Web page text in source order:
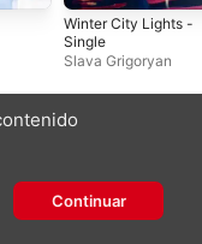
Winter City Lights -
Single
Slava Grigoryan
Continuar